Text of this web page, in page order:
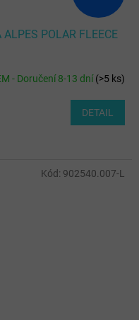
POLAR FLEECE
- Doručení 8-13 dní(>5 ks)
DETAIL
Kód: 902540.007-L